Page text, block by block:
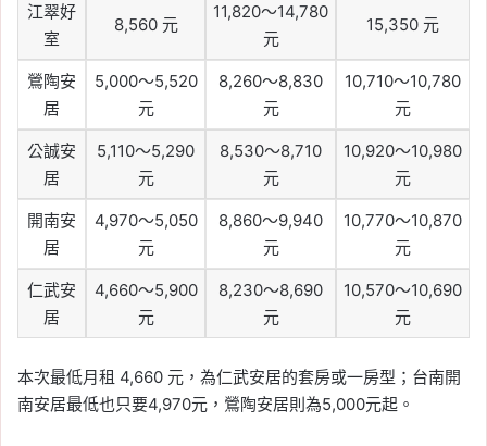
江翠好
室
8,560 元
11,820～14,780
元
15,350 元
鶯陶安
居
5,000～5,520
元
8,260～8,830
元
10,710～10,780
元
公誠安
居
5,110～5,290
元
8,530～8,710
元
10,920～10,980
元
開南安
居
4,970～5,050
元
8,860～9,940
元
10,770～10,870
元
仁武安
居
4,660～5,900
元
8,230～8,690
元
10,570～10,690
元
本次最低月租 4,660 元，為仁武安居的套房或一房型；台南開
南安居最低也只要4,970元，鶯陶安居則為5,000元起。